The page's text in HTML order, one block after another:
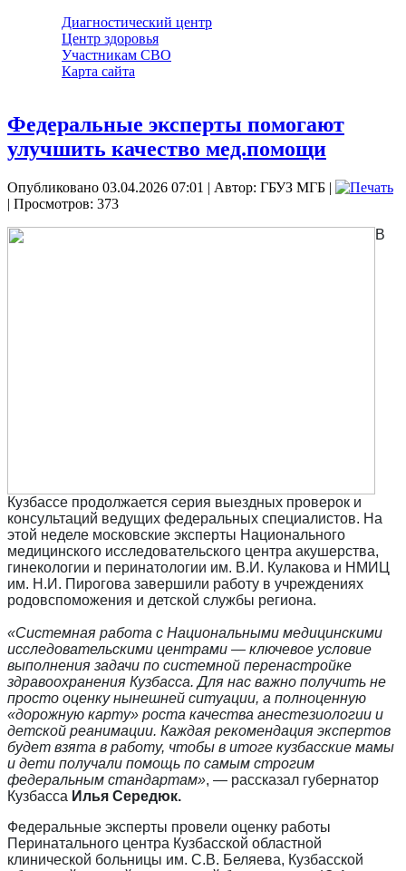
Диагностический центр
Центр здоровья
Участникам СВО
Карта сайта
Федеральные эксперты помогают
улучшить качество мед.помощи
Опубликовано 03.04.2026 07:01 | Автор: ГБУЗ МГБ |
| Просмотров: 373
В
Кузбассе продолжается серия выездных проверок и
консультаций ведущих федеральных специалистов. На
этой неделе московские эксперты Национального
медицинского исследовательского центра акушерства,
гинекологии и перинатологии им. В.И. Кулакова и НМИЦ
им. Н.И. Пирогова завершили работу в учреждениях
родовспоможения и детской службы региона.
«Системная работа с Национальными медицинскими
исследовательскими центрами — ключевое условие
выполнения задачи по системной перенастройке
здравоохранения Кузбасса. Для нас важно получить не
просто оценку нынешней ситуации, а полноценную
«дорожную карту» роста качества анестезиологии и
детской реанимации. Каждая рекомендация экспертов
будет взята в работу, чтобы в итоге кузбасские мамы
и дети получали помощь по самым строгим
федеральным стандартам», — рассказал губернатор
Кузбасса Илья Середюк.
Федеральные эксперты провели оценку работы
Перинатального центра Кузбасской областной
клинической больницы им. С.В. Беляева, Кузбасской